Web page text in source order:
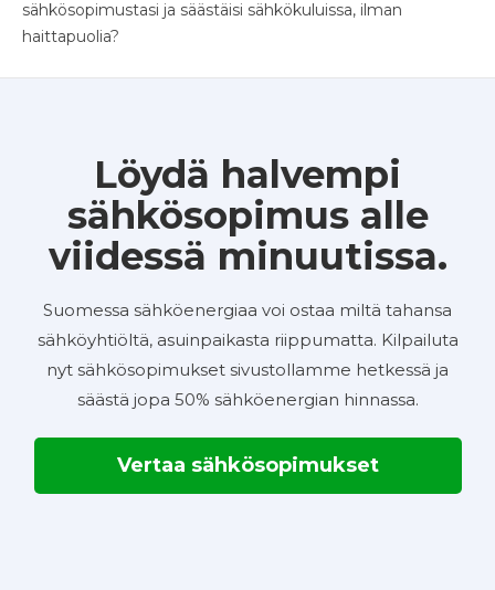
sähkösopimustasi ja säästäisi sähkökuluissa, ilman
haittapuolia?
Löydä halvempi
sähkösopimus alle
viidessä minuutissa.
Suomessa sähköenergiaa voi ostaa miltä tahansa
sähköyhtiöltä, asuinpaikasta riippumatta. Kilpailuta
nyt sähkösopimukset sivustollamme hetkessä ja
säästä jopa 50% sähköenergian hinnassa.
Vertaa sähkösopimukset